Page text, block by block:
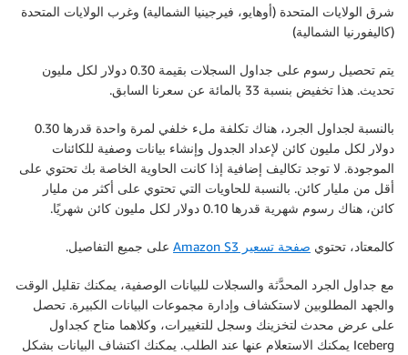
شرق الولايات المتحدة (أوهايو، فيرجينيا الشمالية) وغرب الولايات المتحدة
(كاليفورنيا الشمالية)
يتم تحصيل رسوم على جداول السجلات بقيمة 0.30 دولار لكل مليون
تحديث. هذا تخفيض بنسبة 33 بالمائة عن سعرنا السابق.
بالنسبة لجداول الجرد، هناك تكلفة ملء خلفي لمرة واحدة قدرها 0.30
دولار لكل مليون كائن لإعداد الجدول وإنشاء بيانات وصفية للكائنات
الموجودة. لا توجد تكاليف إضافية إذا كانت الحاوية الخاصة بك تحتوي على
أقل من مليار كائن. بالنسبة للحاويات التي تحتوي على أكثر من مليار
كائن، هناك رسوم شهرية قدرها 0.10 دولار لكل مليون كائن شهريًا.
كالمعتاد، تحتوي صفحة تسعير Amazon S3 على جميع التفاصيل.
مع جداول الجرد المحدَّثة والسجلات للبيانات الوصفية، يمكنك تقليل الوقت
والجهد المطلوبين لاستكشاف وإدارة مجموعات البيانات الكبيرة. تحصل
على عرض محدث لتخزينك وسجل للتغييرات، وكلاهما متاح كجداول
Iceberg يمكنك الاستعلام عنها عند الطلب. يمكنك اكتشاف البيانات بشكل